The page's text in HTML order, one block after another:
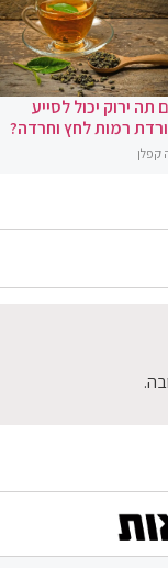
תה ירוק יכול לסייע
רמות לחץ וחרדה?
קפלן